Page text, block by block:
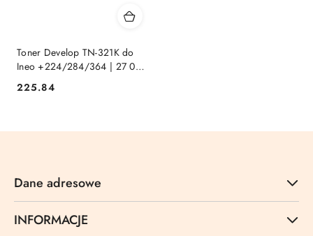
Toner Develop TN-321K do
Ineo +224/284/364 | 27 000
str. | black
Cena:
225.84
Dane adresowe
INFORMACJE